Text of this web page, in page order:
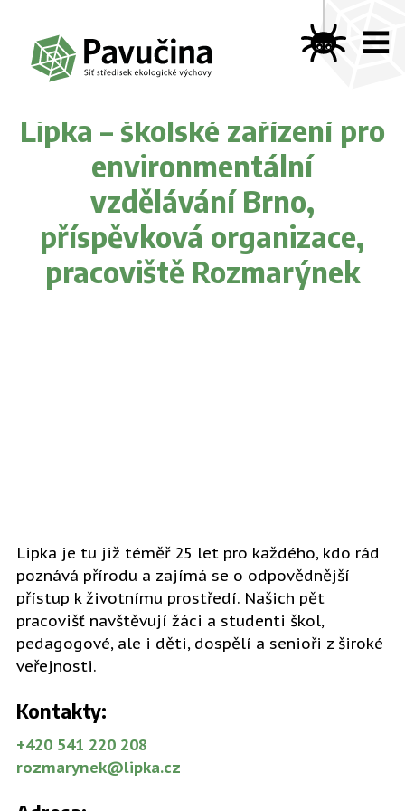
Lipka – školské zařízení pro
environmentální
vzdělávání Brno,
příspěvková organizace,
pracoviště Rozmarýnek
Lipka je tu již téměř 25 let pro každého, kdo rád
poznává přírodu a zajímá se o odpovědnější
přístup k životnímu prostředí. Našich pět
pracovišť navštěvují žáci a studenti škol,
pedagogové, ale i děti, dospělí a senioři z široké
veřejnosti.
Kontakty:
+420 541 220 208
rozmarynek@lipka.cz